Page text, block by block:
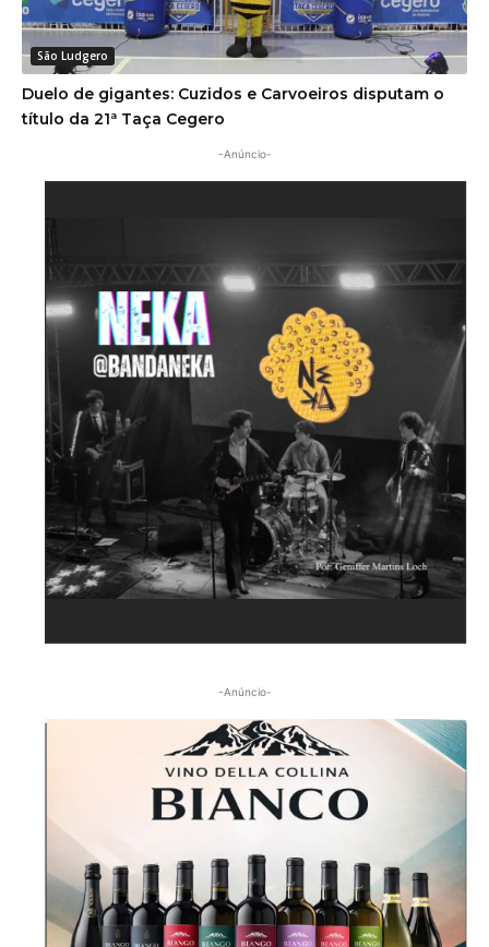
São Ludgero
Duelo de gigantes: Cuzidos e Carvoeiros disputam o
título da 21ª Taça Cegero
-Anúncio-
-Anúncio-